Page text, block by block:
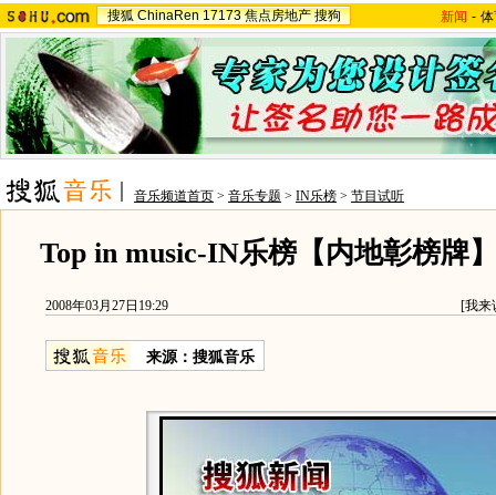
搜狐 ChinaRen 17173 焦点房地产 搜狗 新闻 -
音乐频道首页 > 音乐专题 > IN乐榜 > 节目试听
Top in music-IN乐榜【内地彰榜牌
2008年03月27日19:29 [我来
来源：搜狐音乐